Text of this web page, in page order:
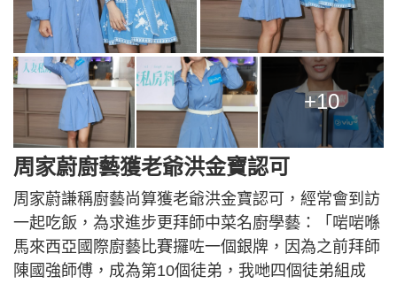
+10
周家蔚廚藝獲老爺洪金寶認可
周家蔚謙稱廚藝尚算獲老爺洪金寶認可，經常會到訪
一起吃飯，為求進步更拜師中菜名廚學藝：「啱啱喺
馬來西亞國際廚藝比賽攞咗一個銀牌，因為之前拜師
陳國強師傅，成為第10個徒弟，我哋四個徒弟組成